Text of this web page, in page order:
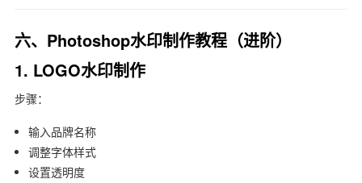
六、Photoshop水印制作教程（进阶）
1. LOGO水印制作
步骤：
输入品牌名称
调整字体样式
设置透明度